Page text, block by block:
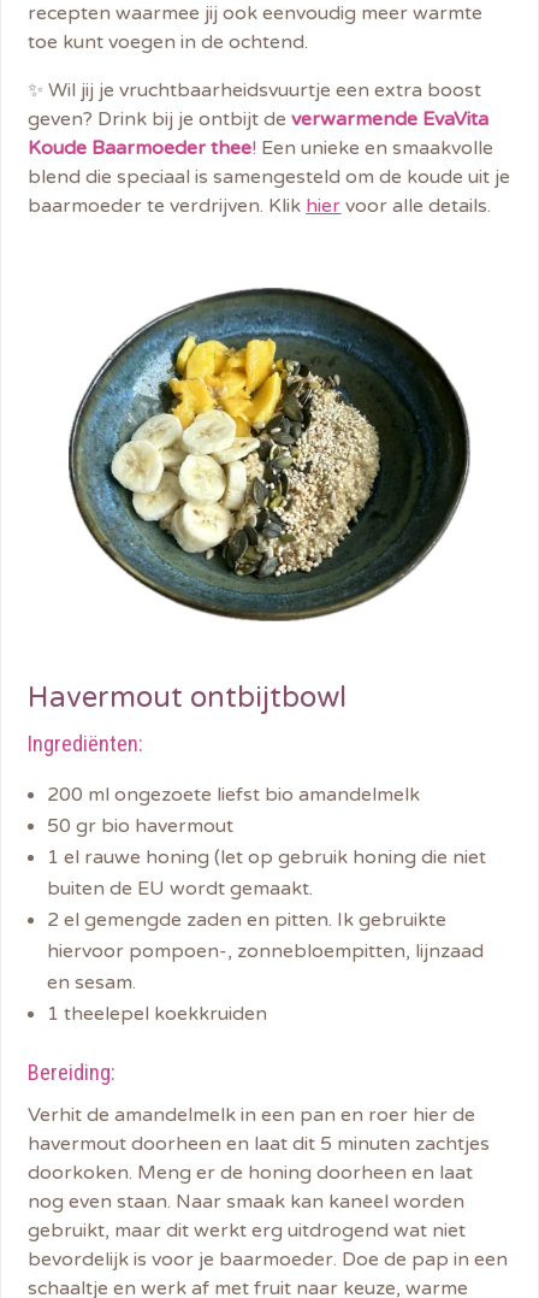
recepten waarmee jij ook eenvoudig meer warmte
toe kunt voegen in de ochtend.
✨ Wil jij je vruchtbaarheidsvuurtje een extra boost
geven? Drink bij je ontbijt deverwarmende EvaVita
Koude Baarmoeder thee! Een unieke en smaakvolle
blend die speciaal is samengesteld om de koude uit je
baarmoeder te verdrijven. Klik hier voor alle details.
Havermout ontbijtbowl
Ingrediënten:
200 ml ongezoete liefst bio amandelmelk
50 gr bio havermout
1 el rauwe honing (let op gebruik honing die niet
buiten de EU wordt gemaakt.
2 el gemengde zaden en pitten. Ik gebruikte
hiervoor pompoen-, zonnebloempitten, lijnzaad
en sesam.
1 theelepel koekkruiden
Bereiding:
Verhit de amandelmelk in een pan en roer hier de
havermout doorheen en laat dit 5 minuten zachtjes
doorkoken. Meng er de honing doorheen en laat
nog even staan. Naar smaak kan kaneel worden
gebruikt, maar dit werkt erg uitdrogend wat niet
bevordelijk is voor je baarmoeder. Doe de pap in een
schaaltje en werk af met fruit naar keuze, warme